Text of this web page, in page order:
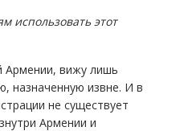
использовать этот
Армении, вижу лишь
назначенную извне. И в
не существует
Армении и